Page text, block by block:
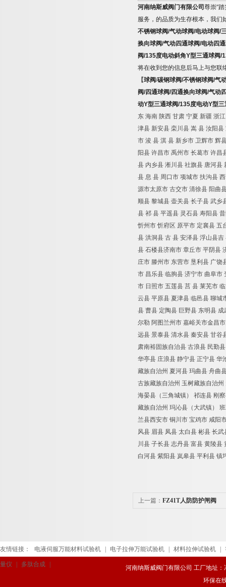
河南纳斯威阀门有限公司 尊崇“踏
服务，的品质为生存根本，我们
不锈钢球阀/气动球阀/电动球阀/
换向球阀/气动四通球阀/电动四
阀/135度电动斜角Y型三通球阀/
将在收到您的信息后马上与您联
【球阀/碳钢球阀/不锈钢球阀/气
阀/四通球阀/四通换向球阀/气动
动Y型三通球阀/135度电动Y型三
东 海南 陕西 甘肃 宁夏 新疆 浙江
津县 新安县 栾川县 嵩 县 汝阳县
市 浚 县 淇 县 新乡市 卫辉市 辉
阳县 许昌市 禹州市 长葛市 许昌
县 内乡县 淅川县 社旗县 唐河县
县 息 县 周口市 项城市 扶沟县
源市太原市 古交市 清徐县 阳曲
顺县 黎城县 壶关县 长子县 武乡
县 祁 县 平遥县 灵石县 寿阳县
忻州市 忻府区 原平市 定襄县 五
县 洪洞县 古 县 安泽县 浮山县吉
县 石楼县济南市 章丘市 平阴县
庄市 滕州市 东营市 垦利县 广饶
市 昌乐县 临朐县 济宁市 曲阜市
市 日照市 五莲县 莒 县 莱芜市
云县 平原县 夏津县 临邑县 聊城
县 曹县 定陶县 巨野县 东明县 成
尔勒 阿图 兰州市 嘉峪关市金昌
远县 景泰县 清水县 秦安县 甘谷
肃南裕固族自治县 古浪县 民勤县
华亭县 庄浪县 静宁县 正宁县 华
藏族自治州 夏河县 玛曲县 舟曲
古族藏族自治州 玉树藏族自治州
海晏县（三角城镇）
祁连县 刚
藏族自治州 玛沁县（大武镇）
兰县西安市 铜川市 宝鸡市 咸阳
风县 眉县 凤县 太白县 彬县 长武
川县 子长县 志丹县 富县 黄陵县
白河县 紫阳县 岚皋县 平利县 镇
上一篇： FZ41T人防防护闸阀
友情链接： 电液伺服万能材料试验机 电子拉伸万能试验机 材料拉伸试验机
量仪 多肽合成
河南纳斯威阀门有限公司 工厂地址：
环保在